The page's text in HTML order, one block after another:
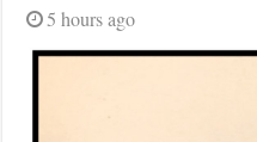
5 hours ago